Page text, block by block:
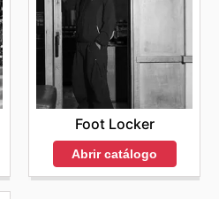
Foot Locker
Abrir catálogo